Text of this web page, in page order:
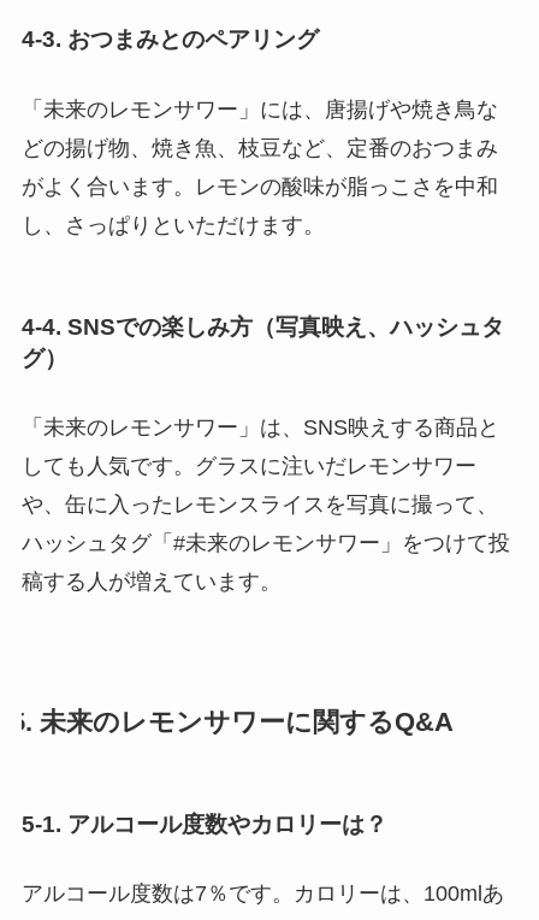
4-3. おつまみとのペアリング
「未来のレモンサワー」には、唐揚げや焼き鳥な
どの揚げ物、焼き魚、枝豆など、定番のおつまみ
がよく合います。レモンの酸味が脂っこさを中和
し、さっぱりといただけます。
4-4. SNSでの楽しみ方（写真映え、ハッシュタ
グ）
「未来のレモンサワー」は、SNS映えする商品と
しても人気です。グラスに注いだレモンサワー
や、缶に入ったレモンスライスを写真に撮って、
ハッシュタグ「#未来のレモンサワー」をつけて投
稿する人が増えています。
5. 未来のレモンサワーに関するQ&A
5-1. アルコール度数やカロリーは？
アルコール度数は7％です。カロリーは、100mlあ